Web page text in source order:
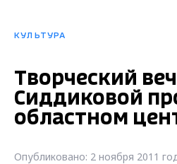
КУЛЬТУРА
Творческий
Сиддиковой
областном
Опубликовано: 2 ноября 2011